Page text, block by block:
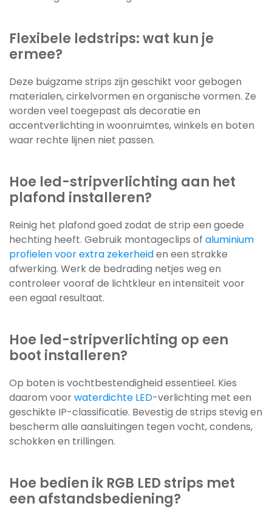
Flexibele ledstrips: wat kun je
ermee?
Deze buigzame strips zijn geschikt voor gebogen
materialen, cirkelvormen en organische vormen. Ze
worden veel toegepast als decoratie en
accentverlichting in woonruimtes, winkels en boten
waar rechte lijnen niet passen.
Hoe led-stripverlichting aan het
plafond installeren?
Reinig het plafond goed zodat de strip een goede
hechting heeft. Gebruik montageclips of aluminium
profielen voor extra zekerheiden een strakke
afwerking. Werk de bedrading netjes weg en
controleer vooraf de lichtkleur en intensiteit voor
een egaal resultaat.
Hoe led-stripverlichting op een
boot installeren?
Op boten is vochtbestendigheid essentieel. Kies
daarom voorwaterdichte LED-verlichting met een
geschikte IP-classificatie. Bevestig de strips stevig en
bescherm alle aansluitingen tegen vocht, condens,
schokken en trillingen.
Hoe bedien ik RGB LED strips met
een afstandsbediening?